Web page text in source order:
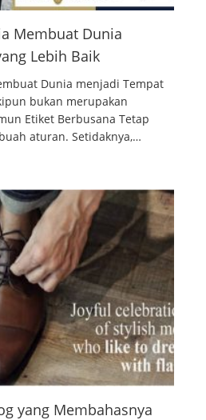
Membuat Dunia
Lebih Baik
Dunia menjadi Tempat
bukan merupakan
Etiket Berbusana Tetap
aturan. Setidaknya,…
yang Membahasnya